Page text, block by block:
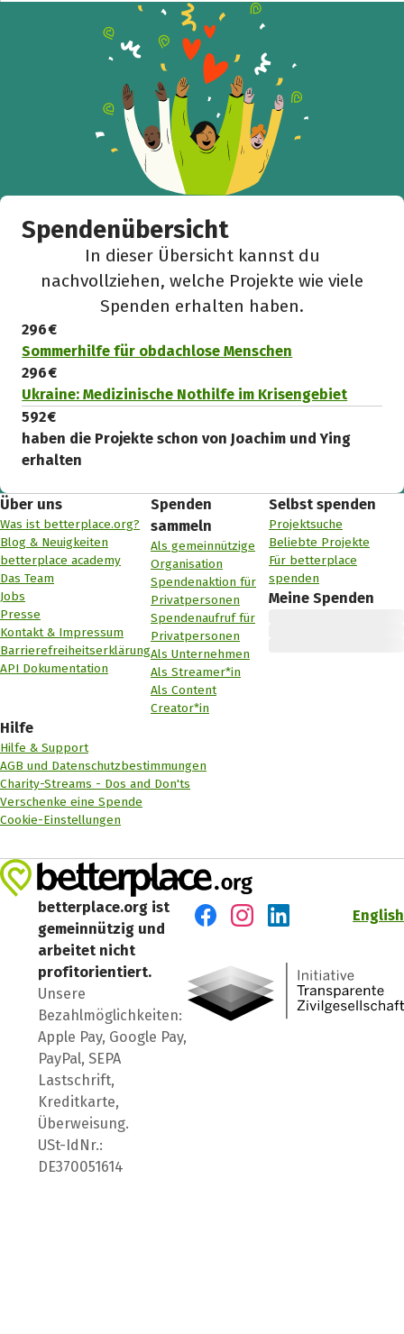
Spendenübersicht
In dieser Übersicht kannst du
nachvollziehen, welche Projekte wie viele
Spenden erhalten haben.
296 €
Sommerhilfe für obdachlose Menschen
296 €
Ukraine: Medizinische Nothilfe im Krisengebiet
592 €
haben die Projekte schon von Joachim und Ying
erhalten
Über uns
Was ist betterplace.org?
Blog & Neuigkeiten
betterplace academy
Das Team
Jobs
Presse
Kontakt & Impressum
Barrierefreiheitserklärung
API Dokumentation
Spenden
sammeln
Als gemeinnützige
Organisation
Spendenaktion für
Privatpersonen
Spendenaufruf für
Privatpersonen
Als Unternehmen
Als Streamer*in
Als Content
Creator*in
Selbst spenden
Projektsuche
Beliebte Projekte
Für betterplace
spenden
Meine Spenden
Hilfe
Hilfe & Support
AGB und Datenschutzbestimmungen
Charity-Streams - Dos and Don'ts
Verschenke eine Spende
Cookie-Einstellungen
betterplace.org ist
gemeinnützig und
arbeitet nicht
profitorientiert.
Unsere
Bezahlmöglichkeiten:
Apple Pay, Google Pay,
PayPal, SEPA
Lastschrift,
Kreditkarte,
Überweisung.
USt-IdNr.:
DE370051614
English